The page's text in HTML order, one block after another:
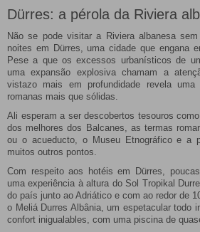
Dürres: a pérola da Riviera
Não se pode visitar a Riviera albanesa
noites em Dürres, uma cidade que engana
Pese a que os excessos urbanísticos de
uma expansão explosiva chamam a
vistazo mais em profundidade revela
romanas mais que sólidas.
Ali esperam a ser descobertos tesouros
dos melhores dos Balcanes, as termas
ou o acueducto, o Museu Etnográfico e a
muitos outros pontos.
Com respeito aos hotéis em Dürres,
uma experiência à altura do Sol Tropikal
do país junto ao Adriático e com ao redor de
o Meliá Durres Albânia, um espetacular todo
confort inigualables, com uma piscina de